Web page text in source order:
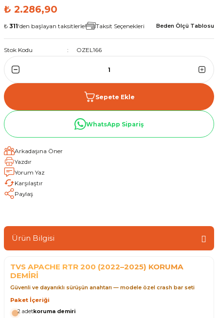
₺ 2.286,90
₺ 311'den başlayan taksitlerle! Taksit Seçenekleri Beden Ölçü Tablosu
Stok Kodu OZEL166
Sepete Ekle
WhatsApp Sipariş
Arkadaşına Öner
Yazdır
Yorum Yaz
Karşılaştır
Paylaş
Ürün Bilgisi
TVS APACHE RTR 200 (2022–2025) KORUMA
DEMİRİ
Güvenli ve dayanıklı sürüşün anahtarı — modele özel crash bar seti
Paket İçeriği
2 adetkoruma demiri